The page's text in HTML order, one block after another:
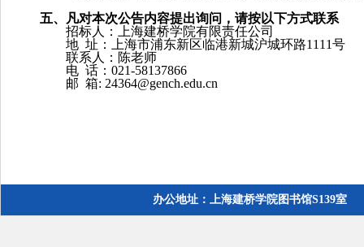
五、凡对本次公告内容提出询问，请按以下方式联系
招标人：上海建桥学院有限责任公司
地 址：上海市浦东新区临港新城沪城环路1111号
联系人：陈老师
电 话：021-58137866
邮 箱: 24364@gench.edu.cn
办公地址：上海建桥学院图书馆